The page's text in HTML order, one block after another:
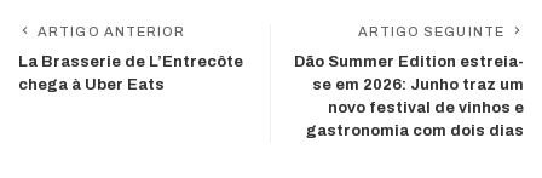
ARTIGO ANTERIOR
La Brasserie de L’Entrecôte
chega à Uber Eats
ARTIGO SEGUINTE
Dão Summer Edition estreia-
se em 2026: Junho traz um
novo festival de vinhos e
gastronomia com dois dias